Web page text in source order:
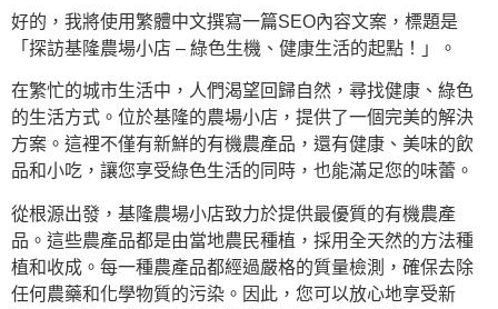
好的，我將使用繁體中文撰寫一篇SEO內容文案，標題是
「探訪基隆農場小店 – 綠色生機、健康生活的起點！」。
在繁忙的城市生活中，人們渴望回歸自然，尋找健康、綠色
的生活方式。位於基隆的農場小店，提供了一個完美的解決
方案。這裡不僅有新鮮的有機農產品，還有健康、美味的飲
品和小吃，讓您享受綠色生活的同時，也能滿足您的味蕾。
從根源出發，基隆農場小店致力於提供最優質的有機農產
品。這些農產品都是由當地農民種植，採用全天然的方法種
植和收成。每一種農產品都經過嚴格的質量檢測，確保去除
任何農藥和化學物質的污染。因此，您可以放心地享受新